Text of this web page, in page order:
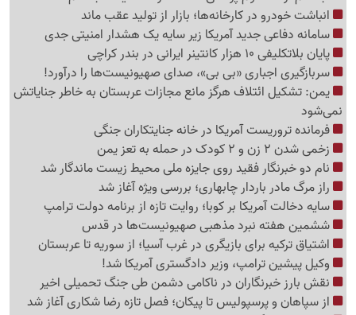
انباشت خودرو در کارخانه‌ها؛ بازار از تولید عقب ماند
سامانه دفاعی جدید آمریکا زیر سایه یک هشدار امنیتی جدی
پایان بلاتکلیفی 10 هزار کانتینر ایرانی در بندر کراچی
سربازگیری اجباری «بی بی»، صدای صهیونیست‌ها را درآورد!
یمن: تشکیل ائتلاف هرگز مانع مجازات عربستان به خاطر جنایاتش
نمی‌شود
فرمانده تروریست آمریکا در خانه جنایتکاران جنگی
زخمی شدن 2 زن و 2 کودک در حمله به تعز یمن
نام دو خبرنگار فقید روی جایزه ملی محیط زیست ماندگار شد
راز مرگ مادر باردار چابهاری؛ بررسی ویژه آغاز شد
سایه دخالت آمریکا بر کوبا؛ روایت تازه از برنامه دولت ترامپ
ششمین هفته نبرد مذهبی صهیونیست‌ها در قدس
اشتیاق ترکیه برای بازیگری در غرب آسیا؛ از سوریه تا عربستان
وکیل پیشین ترامپ، وزیر دادگستری آمریکا شد!
نقش بارز خبرنگاران در ناکامی دشمن طی جنگ تحمیلی اخیر
از سپاهان و پرسپولیس تا پیکان؛ فصل تازه رضا شکاری آغاز شد